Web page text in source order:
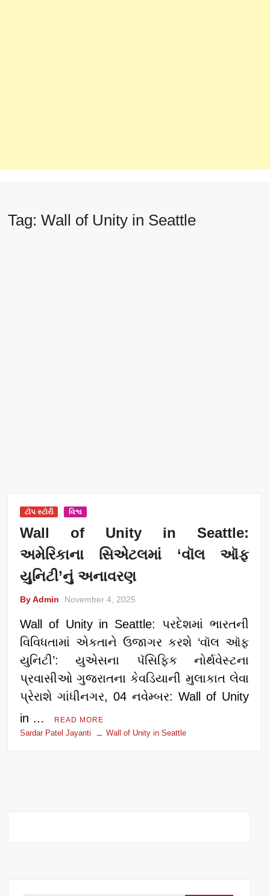
Tag:Wall of Unity in Seattle
ટોપ સ્ટોરી વિશ્વ
Wall of Unity in Seattle:
અમેરિકાના સિએટલમાં ‘વૉલ ઑફ
યુનિટી’નું અનાવરણ
By Admin November 4, 2025
Wall of Unity in Seattle: પરદેશમાં ભારતની
વિવિધતામાં એકતાને ઉજાગર કરશે ‘વૉલ ઑફ
યુનિટી’: યુએસના પૅસિફિક નોર્થવેસ્ટના
પ્રવાસીઓ ગુજરાતના કેવડિયાની મુલાકાત લેવા
પ્રેરાશે ગાંધીનગર, 04 નવેમ્બર: Wall of Unity
in …
READ MORE
Sardar Patel Jayanti Wall of Unity in Seattle